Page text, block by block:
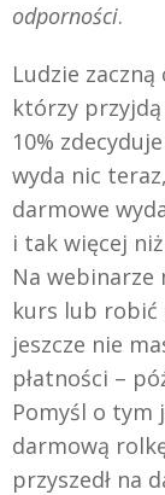
odporności.
Ludzie zaczną
którzy przyjdą
10%
wyda nic
darmowe
i tak więcej
Na webinarze
kurs lub robić
jeszcze nie
płatności –
Pomyśl o tym
darmową
przyszedł na